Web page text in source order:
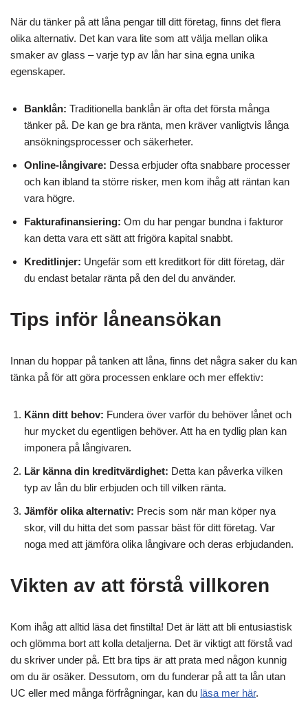
När du tänker på att låna pengar till ditt företag, finns det flera
olika alternativ. Det kan vara lite som att välja mellan olika
smaker av glass – varje typ av lån har sina egna unika
egenskaper.
Banklån: Traditionella banklån är ofta det första många
tänker på. De kan ge bra ränta, men kräver vanligtvis långa
ansökningsprocesser och säkerheter.
Online-långivare: Dessa erbjuder ofta snabbare processer
och kan ibland ta större risker, men kom ihåg att räntan kan
vara högre.
Fakturafinansiering: Om du har pengar bundna i fakturor
kan detta vara ett sätt att frigöra kapital snabbt.
Kreditlinjer: Ungefär som ett kreditkort för ditt företag, där
du endast betalar ränta på den del du använder.
Tips inför låneansökan
Innan du hoppar på tanken att låna, finns det några saker du kan
tänka på för att göra processen enklare och mer effektiv:
Känn ditt behov: Fundera över varför du behöver lånet och
hur mycket du egentligen behöver. Att ha en tydlig plan kan
imponera på långivaren.
Lär känna din kreditvärdighet: Detta kan påverka vilken
typ av lån du blir erbjuden och till vilken ränta.
Jämför olika alternativ: Precis som när man köper nya
skor, vill du hitta det som passar bäst för ditt företag. Var
noga med att jämföra olika långivare och deras erbjudanden.
Vikten av att förstå villkoren
Kom ihåg att alltid läsa det finstilta! Det är lätt att bli entusiastisk
och glömma bort att kolla detaljerna. Det är viktigt att förstå vad
du skriver under på. Ett bra tips är att prata med någon kunnig
om du är osäker. Dessutom, om du funderar på att ta lån utan
UC eller med många förfrågningar, kan du läsa mer här.